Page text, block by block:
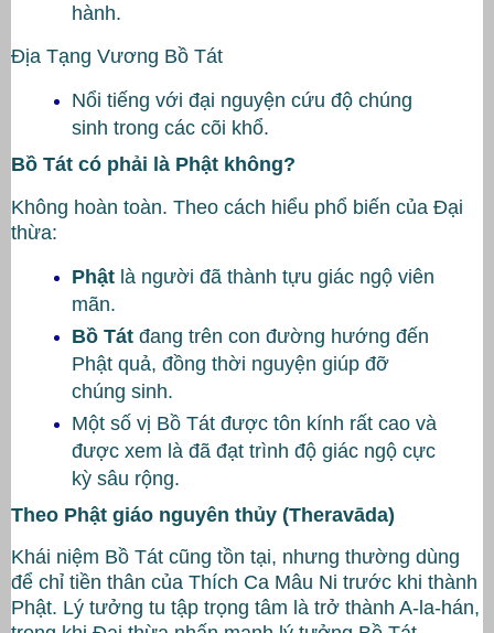
hành.
Địa Tạng Vương Bồ Tát
Nổi tiếng với đại nguyện cứu độ chúng
sinh trong các cõi khổ.
Bồ Tát có phải là Phật không?
Không hoàn toàn. Theo cách hiểu phổ biến của Đại
thừa:
Phật là người đã thành tựu giác ngộ viên
mãn.
Bồ Tát đang trên con đường hướng đến
Phật quả, đồng thời nguyện giúp đỡ
chúng sinh.
Một số vị Bồ Tát được tôn kính rất cao và
được xem là đã đạt trình độ giác ngộ cực
kỳ sâu rộng.
Theo Phật giáo nguyên thủy (Theravāda)
Khái niệm Bồ Tát cũng tồn tại, nhưng thường dùng
để chỉ tiền thân của Thích Ca Mâu Ni trước khi thành
Phật. Lý tưởng tu tập trọng tâm là trở thành A-la-hán,